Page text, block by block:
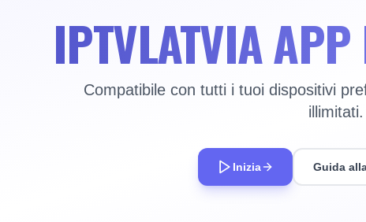
IPTVLATVIA
Compatibile con tutti i tuoi dispositivi
illimitati.
Inizia Guida